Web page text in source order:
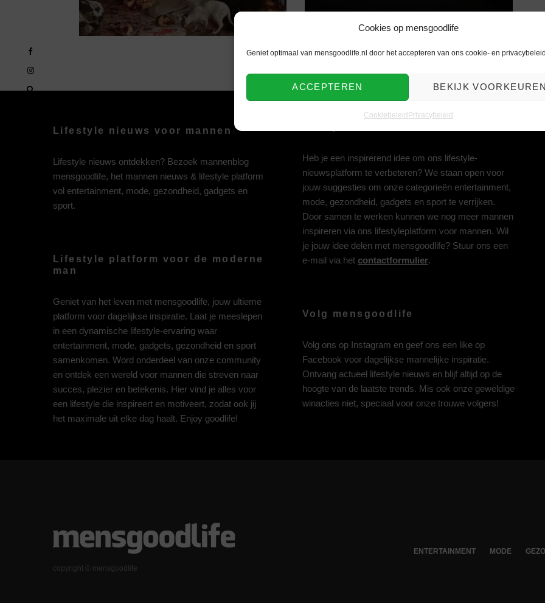
Cookies op mensgoodlife
Geniet optimaal van mensgoodlife.nl door het accepteren van ons cookie- en
ACCEPTEREN BEKIJK
CookiebeleidPrivacybeleid
Lifestyle nieuws voor mannen
Lifestyle nieuws ontdekken? Bezoek mannenblog
mensgoodlife, het mannen nieuws & lifestyle platform
vol entertainment, mode, gezondheid, gadgets en
sport.
Lifestyle platform voor de moderne
man
Geniet van het leven met mensgoodlife, jouw ultieme
platform voor dagelijkse inspiratie. Laat je meeslepen
in een dynamische lifestyle-ervaring waar
entertainment, mode, gadgets, gezondheid en sport
samenkomen. Word onderdeel van onze community
en ontdek een wereld voor mannen die streven naar
succes, plezier en betekenis. Hier vind je alles voor
een lifestyle die inspireert en motiveert, zodat ook jij
het maximale uit elke dag haalt. Enjoy goodlife!
Heb je een inspirerend idee om ons lifestyle-
nieuwsplatform te verbeteren? We staan open voor
jouw suggesties om onze categorieën entertainment,
mode, gezondheid, gadgets en sport te verrijken.
Door samen te werken kunnen we nog meer mannen
inspireren via ons lifestyleplatform voor mannen. Wil
je jouw idee delen met mensgoodlife? Stuur ons een
e-mail via het contactformulier.
Volg mensgoodlife
Volg ons op Instagram en geef ons een like op
Facebook voor dagelijkse mannelijke inspiratie.
Ontvang actueel lifestyle nieuws en blijf altijd op de
hoogte van de laatste trends. Mis ook onze geweldige
winacties niet, speciaal voor onze trouwe volgers!
copyright © mensgoodlife
ENTERTAINMENT MODE